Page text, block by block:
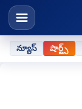
న్యూస్ షార్ట్స్